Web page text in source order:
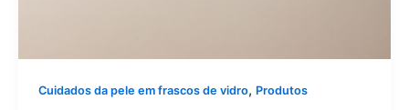
Cuidados da pele em frascos de vidro, Produtos